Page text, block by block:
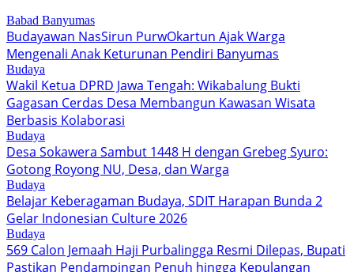
Babad Banyumas
Budayawan NasSirun PurwOkartun Ajak Warga
Mengenali Anak Keturunan Pendiri Banyumas
Budaya
Wakil Ketua DPRD Jawa Tengah: Wikabalung Bukti
Gagasan Cerdas Desa Membangun Kawasan Wisata
Berbasis Kolaborasi
Budaya
Desa Sokawera Sambut 1448 H dengan Grebeg Syuro:
Gotong Royong NU, Desa, dan Warga
Budaya
Belajar Keberagaman Budaya, SDIT Harapan Bunda 2
Gelar Indonesian Culture 2026
Budaya
569 Calon Jemaah Haji Purbalingga Resmi Dilepas, Bupati
Pastikan Pendampingan Penuh hingga Kepulangan